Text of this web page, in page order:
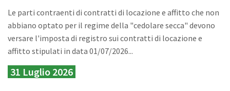
Le parti contraenti di contratti di locazione e affitto che non
abbiano optato per il regime della "cedolare secca" devono
versare l'imposta di registro sui contratti di locazione e
affitto stipulati in data 01/07/2026...
31 Luglio 2026